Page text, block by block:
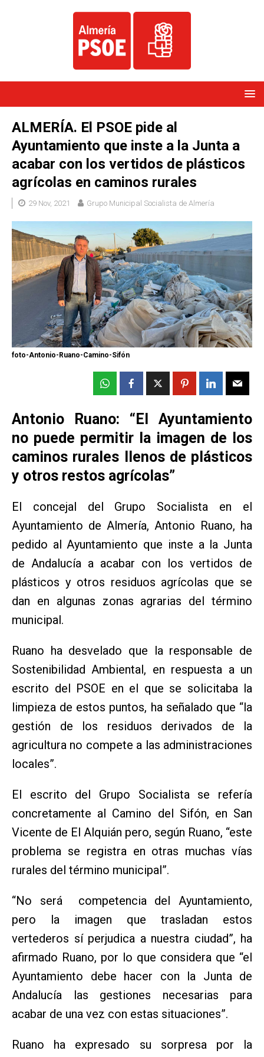
ALMERÍA. El PSOE pide al
Ayuntamiento que inste a la Junta a
acabar con los vertidos de plásticos
agrícolas en caminos rurales
29 Nov, 2021 Grupo Municipal Socialista de Almería
foto-Antonio-Ruano-Camino-Sifón
Antonio Ruano: “El Ayuntamiento
no puede permitir la imagen de los
caminos rurales llenos de plásticos
y otros restos agrícolas”
El concejal del Grupo Socialista en el
Ayuntamiento de Almería, Antonio Ruano, ha
pedido al Ayuntamiento que inste a la Junta
de Andalucía a acabar con los vertidos de
plásticos y otros residuos agrícolas que se
dan en algunas zonas agrarias del término
municipal.
Ruano ha desvelado que la responsable de
Sostenibilidad Ambiental, en respuesta a un
escrito del PSOE en el que se solicitaba la
limpieza de estos puntos, ha señalado que “la
gestión de los residuos derivados de la
agricultura no compete a las administraciones
locales”.
El escrito del Grupo Socialista se refería
concretamente al Camino del Sifón, en San
Vicente de El Alquián pero, según Ruano, “este
problema se registra en otras muchas vías
rurales del término municipal”.
“No será competencia del Ayuntamiento,
pero la imagen que trasladan estos
vertederos sí perjudica a nuestra ciudad”, ha
afirmado Ruano, por lo que considera que “el
Ayuntamiento debe hacer con la Junta de
Andalucía las gestiones necesarias para
acabar de una vez con estas situaciones”.
Ruano ha expresado su sorpresa por la